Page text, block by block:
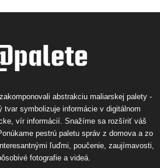
abstrakciu maliarskej palety -
tvar symbolizuje informácie v digitálnom
vír informácií. Snažíme sa rozšíriť váš
pestrú paletu správ z domova a zo
ľuďmi, poučenie, zaujímavosti,
fotografie a videá.